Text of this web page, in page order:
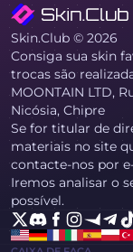
Skin.Club © 2026
Consiga sua skin
trocas são
MOONTAIN LTD,
Nicósia, Chipre
Se for titular de
materiais no site
contacte-nos por
Iremos analisar o
possível.